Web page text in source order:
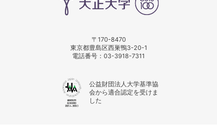
〒170-8470
東京都豊島区西巣鴨3-20-1
電話番号： 03-3918-7311
公益財団法人大学基準協
会から適合認定を受けま
した